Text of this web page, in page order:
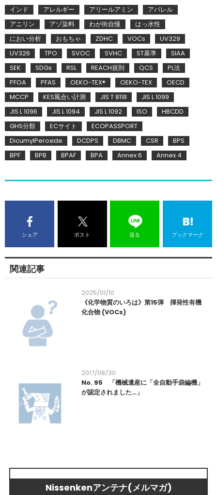
インド アレルギー アリールアミン
アパレル
アニリン
アゾ染料 わが街自慢
はっ水性
におい分析
おもちゃ ZDHC VOCs
UV329
UV326
TPO SVOC SVHC ST基準
SIAA
SEK
SDGs RSL REACH規則 QCS
PL法
PFOA
PFAS OEKO-TEX® OEKO-TEX
OECD
MCCP
KES風合い計測 JIS T 8118
JIS L 1099
JIS L 1096
JIS L 1094 JIS L 1092 ISO
HBCDD
GHS分類
ECサイト
ECOPASSPORT
DicumylPeroxide
DCDPS DBMC CSR
BPS
BPF
BPB BPAF BPA Annex 6 Annex 4
シェア ポスト 送る ブックマーク
関連記事
2025/01/10
《化学物質のいろは》第15弾 揮発性有機
化合物 (VOCs)
2017/08/30
No. 95 「機械遺産に「全自動手袋編機」
が認定されました…」
Nissenkenアンテナ(メルマガ)